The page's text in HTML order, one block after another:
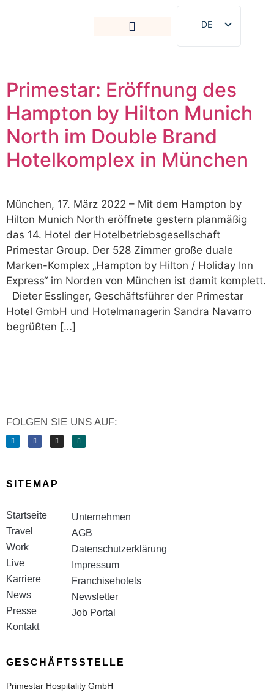
DE
EN
Primestar: Eröffnung des
Hampton by Hilton Munich
North im Double Brand
Hotelkomplex in München
München, 17. März 2022 – Mit dem Hampton by
Hilton Munich North eröffnete gestern planmäßig
das 14. Hotel der Hotelbetriebsgesellschaft
Primestar Group. Der 528 Zimmer große duale
Marken-Komplex „Hampton by Hilton / Holiday Inn
Express“ im Norden von München ist damit komplett.
Dieter Esslinger, Geschäftsführer der Primestar
Hotel GmbH und Hotelmanagerin Sandra Navarro
begrüßten […]
FOLGEN SIE UNS AUF:
SITEMAP
Startseite
Travel
Work
Live
Karriere
News
Presse
Kontakt
Unternehmen
AGB
Datenschutzerklärung
Impressum
Franchisehotels
Newsletter
Job Portal
GESCHÄFTSSTELLE
Primestar Hospitality GmbH